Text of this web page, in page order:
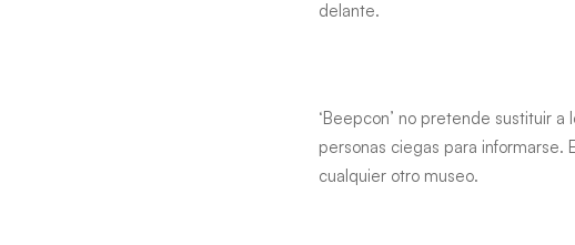
delante.
‘Beepcon’ no pretende sustituir
personas ciegas para informarse.
cualquier otro museo.